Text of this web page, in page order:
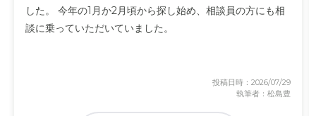
した。 今年の1月か2月頃から探し始め、相談員の方にも相
談に乗っていただいていました。
投稿日時：2026/07/29
執筆者：松島豊